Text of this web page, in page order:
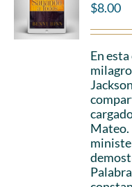
$8.00
En
Mateo.